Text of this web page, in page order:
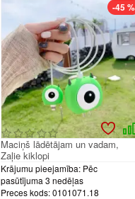
-45 %
Krājumu pieejamība: Pēc
pasūtījuma 3 nedēļas
Preces kods:0101071.18
Maciņš lādētājam un vadam,
Zaļie kiklopi